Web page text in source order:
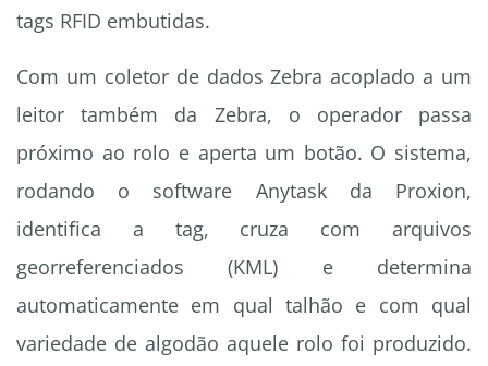
tags RFID embutidas.
Com um coletor de dados Zebra acoplado a um
leitor também da Zebra, o operador passa
próximo ao rolo e aperta um botão. O sistema,
rodando o software Anytask da Proxion,
identifica a tag, cruza com arquivos
georreferenciados (KML) e determina
automaticamente em qual talhão e com qual
variedade de algodão aquele rolo foi produzido.